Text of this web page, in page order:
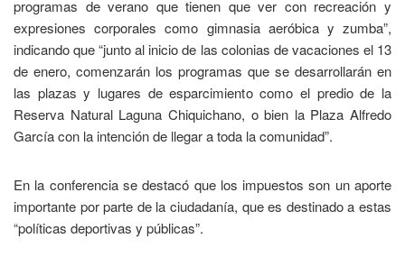
programas de verano que tienen que ver con recreación y
expresiones corporales como gimnasia aeróbica y zumba”,
indicando que “junto al inicio de las colonias de vacaciones el 13
de enero, comenzarán los programas que se desarrollarán en
las plazas y lugares de esparcimiento como el predio de la
Reserva Natural Laguna Chiquichano, o bien la Plaza Alfredo
García con la intención de llegar a toda la comunidad”.
En la conferencia se destacó que los impuestos son un aporte
importante por parte de la ciudadanía, que es destinado a estas
“políticas deportivas y públicas”.